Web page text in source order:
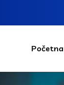
Početna